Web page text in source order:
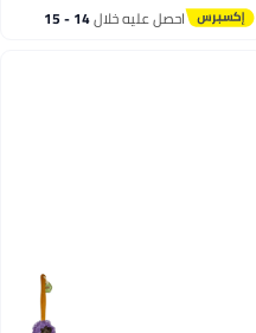
احصل عليه خلال 14 - 15